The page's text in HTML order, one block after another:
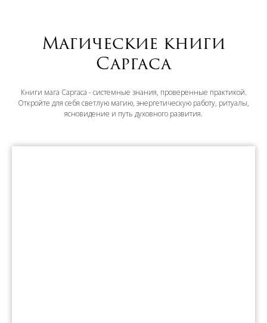
Магические книги
Саргаса
Книги мага Саргаса - системные знания, проверенные практикой.
Откройте для себя светлую магию, энергетическую работу, ритуалы,
ясновидение и путь духовного развития.